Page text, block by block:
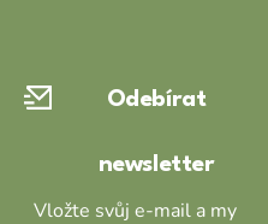
Odebírat
newsletter
Vložte svůj e-mail a my